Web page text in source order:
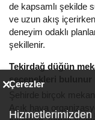
de kapsamlı şekilde
ve uzun akış
deneyim odaklı
şekillenir.
Tekirdağ düğün
seçenekleri bulunur
Çerezler